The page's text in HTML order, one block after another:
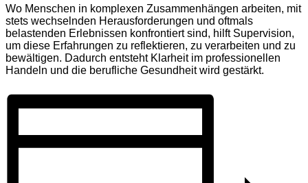
Wo Menschen in komplexen Zusammenhängen arbeiten, mit
stets wechselnden Herausforderungen und oftmals
belastenden Erlebnissen konfrontiert sind, hilft Supervision,
um diese Erfahrungen zu reflektieren, zu verarbeiten und zu
bewältigen. Dadurch entsteht Klarheit im professionellen
Handeln und die berufliche Gesundheit wird gestärkt.